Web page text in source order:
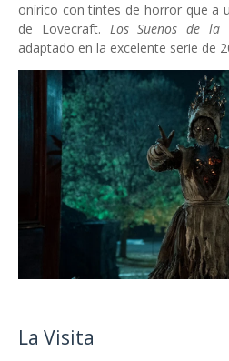
onírico con tintes de horror que a
de Lovecraft. Los Sueños de
adaptado en la excelente serie de
La Visita